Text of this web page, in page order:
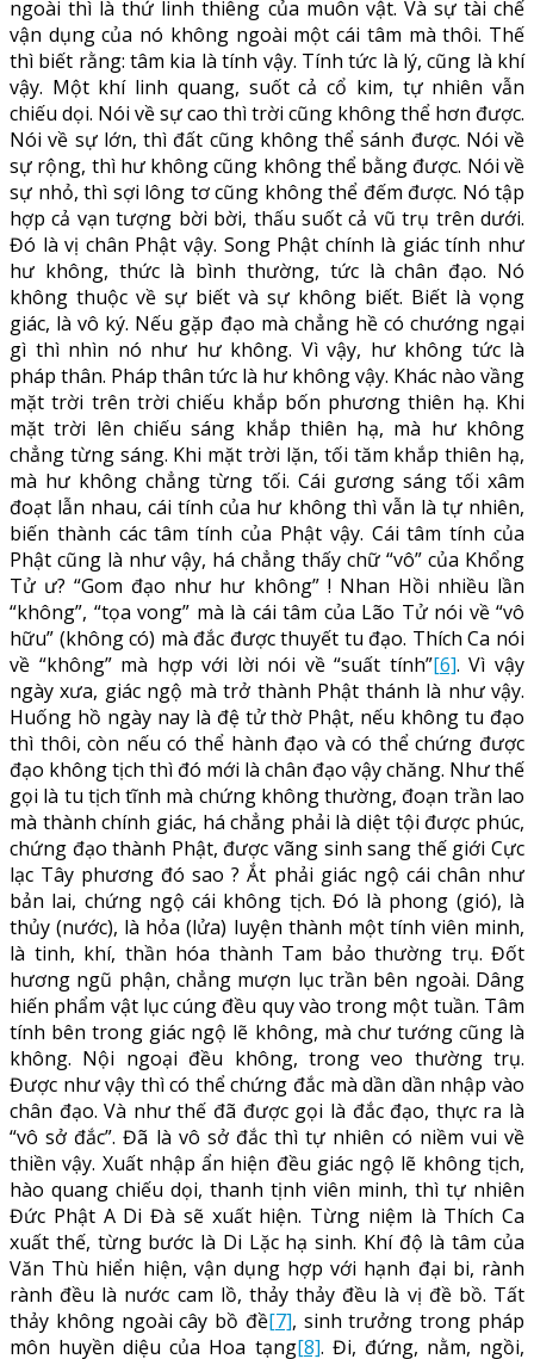
ngoài thì là thứ linh thiêng của muôn vật. Và sự tài chế
vận dụng của nó không ngoài một cái tâm mà thôi. Thế
thì biết rằng: tâm kia là tính vậy. Tính tức là lý, cũng là khí
vậy. Một khí linh quang, suốt cả cổ kim, tự nhiên vẫn
chiếu dọi. Nói về sự cao thì trời cũng không thể hơn được.
Nói về sự lớn, thì đất cũng không thể sánh được. Nói về
sự rộng, thì hư không cũng không thể bằng được. Nói về
sự nhỏ, thì sợi lông tơ cũng không thể đếm được. Nó tập
hợp cả vạn tượng bời bời, thấu suốt cả vũ trụ trên dưới.
Đó là vị chân Phật vậy. Song Phật chính là giác tính như
hư không, thức là bình thường, tức là chân đạo. Nó
không thuộc về sự biết và sự không biết. Biết là vọng
giác, là vô ký. Nếu gặp đạo mà chẳng hề có chướng ngại
gì thì nhìn nó như hư không. Vì vậy, hư không tức là
pháp thân. Pháp thân tức là hư không vậy. Khác nào vầng
mặt trời trên trời chiếu khắp bốn phương thiên hạ. Khi
mặt trời lên chiếu sáng khắp thiên hạ, mà hư không
chẳng từng sáng. Khi mặt trời lặn, tối tăm khắp thiên hạ,
mà hư không chẳng từng tối. Cái gương sáng tối xâm
đoạt lẫn nhau, cái tính của hư không thì vẫn là tự nhiên,
biến thành các tâm tính của Phật vậy. Cái tâm tính của
Phật cũng là như vậy, há chẳng thấy chữ “vô” của Khổng
Tử ư? “Gom đạo như hư không” ! Nhan Hồi nhiều lần
“không”, “tọa vong” mà là cái tâm của Lão Tử nói về “vô
hữu” (không có) mà đắc được thuyết tu đạo. Thích Ca nói
về “không” mà hợp với lời nói về “suất tính”[6]. Vì vậy
ngày xưa, giác ngộ mà trở thành Phật thánh là như vậy.
Huống hồ ngày nay là đệ tử thờ Phật, nếu không tu đạo
thì thôi, còn nếu có thể hành đạo và có thể chứng được
đạo không tịch thì đó mới là chân đạo vậy chăng. Như thế
gọi là tu tịch tĩnh mà chứng không thường, đoạn trần lao
mà thành chính giác, há chẳng phải là diệt tội được phúc,
chứng đạo thành Phật, được vãng sinh sang thế giới Cực
lạc Tây phương đó sao ? Ắt phải giác ngộ cái chân như
bản lai, chứng ngộ cái không tịch. Đó là phong (gió), là
thủy (nước), là hỏa (lửa) luyện thành một tính viên minh,
là tinh, khí, thần hóa thành Tam bảo thường trụ. Đốt
hương ngũ phận, chẳng mượn lục trần bên ngoài. Dâng
hiến phẩm vật lục cúng đều quy vào trong một tuần. Tâm
tính bên trong giác ngộ lẽ không, mà chư tướng cũng là
không. Nội ngoại đều không, trong veo thường trụ.
Được như vậy thì có thể chứng đắc mà dần dần nhập vào
chân đạo. Và như thế đã được gọi là đắc đạo, thực ra là
“vô sở đắc”. Đã là vô sở đắc thì tự nhiên có niềm vui về
thiền vậy. Xuất nhập ẩn hiện đều giác ngộ lẽ không tịch,
hào quang chiếu dọi, thanh tịnh viên minh, thì tự nhiên
Đức Phật A Di Đà sẽ xuất hiện. Từng niệm là Thích Ca
xuất thế, từng bước là Di Lặc hạ sinh. Khí độ là tâm của
Văn Thù hiển hiện, vận dụng hợp với hạnh đại bi, rành
rành đều là nước cam lồ, thảy thảy đều là vị đề bồ. Tất
thảy không ngoài cây bồ đề[7], sinh trưởng trong pháp
môn huyền diệu của Hoa tạng[8]. Đi, đứng, nằm, ngồi,